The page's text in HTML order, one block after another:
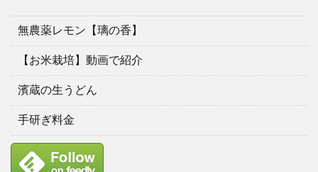
無農薬レモン【璃の香】
【お米栽培】動画で紹介
濱蔵の生うどん
手研ぎ料金